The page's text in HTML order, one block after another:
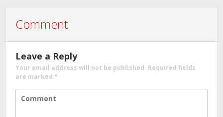
Comment
Leave a Reply
Your email address will not be published. Required fields
are marked *